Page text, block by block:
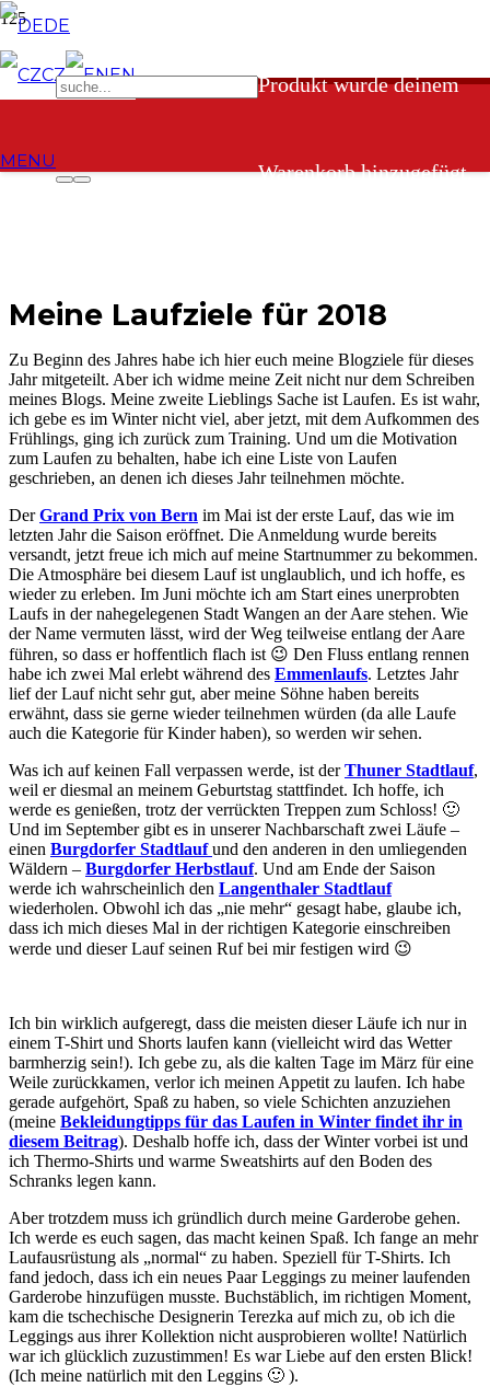
DE
CZ EN
MENU
Produktwurde deinem
Warenkorb hinzugefügt.
Meine Laufziele für 2018
Zu Beginn des Jahres habe ich hier euch meine Blogziele für dieses
Jahr mitgeteilt. Aber ich widme meine Zeit nicht nur dem Schreiben
meines Blogs. Meine zweite Lieblings Sache ist Laufen. Es ist wahr,
ich gebe es im Winter nicht viel, aber jetzt, mit dem Aufkommen des
Frühlings, ging ich zurück zum Training. Und um die Motivation
zum Laufen zu behalten, habe ich eine Liste von Laufen
geschrieben, an denen ich dieses Jahr teilnehmen möchte.
DerGrand Prix von Bern im Mai ist der erste Lauf, das wie im
letzten Jahr die Saison eröffnet. Die Anmeldung wurde bereits
versandt, jetzt freue ich mich auf meine Startnummer zu bekommen.
Die Atmosphäre bei diesem Lauf ist unglaublich, und ich hoffe, es
wieder zu erleben. Im Juni möchte ich am Start eines unerprobten
Laufs in der nahegelegenen Stadt Wangen an der Aare stehen. Wie
der Name vermuten lässt, wird der Weg teilweise entlang der Aare
führen, so dass er hoffentlich flach ist 😉 Den Fluss entlang rennen
habe ich zwei Mal erlebt während des Emmenlaufs. Letztes Jahr
lief der Lauf nicht sehr gut, aber meine Söhne haben bereits
erwähnt, dass sie gerne wieder teilnehmen würden (da alle Laufe
auch die Kategorie für Kinder haben), so werden wir sehen.
Was ich auf keinen Fall verpassen werde, ist derThuner Stadtlauf,
weil er diesmal an meinem Geburtstag stattfindet. Ich hoffe, ich
werde es genießen, trotz der verrückten Treppen zum Schloss! 🙂
Und im September gibt es in unserer Nachbarschaft zwei Läufe –
einen Burgdorfer Stadtlauf und den anderen in den umliegenden
Wäldern – Burgdorfer Herbstlauf. Und am Ende der Saison
werde ich wahrscheinlich den Langenthaler Stadtlauf
wiederholen. Obwohl ich das „nie mehr“ gesagt habe, glaube ich,
dass ich mich dieses Mal in der richtigen Kategorie einschreiben
werde und dieser Lauf seinen Ruf bei mir festigen wird 😉
Ich bin wirklich aufgeregt, dass die meisten dieser Läufe ich nur in
einem T-Shirt und Shorts laufen kann (vielleicht wird das Wetter
barmherzig sein!). Ich gebe zu, als die kalten Tage im März für eine
Weile zurückkamen, verlor ich meinen Appetit zu laufen. Ich habe
gerade aufgehört, Spaß zu haben, so viele Schichten anzuziehen
(meine Bekleidungtipps für das Laufen in Winter findet ihr in
diesem Beitrag). Deshalb hoffe ich, dass der Winter vorbei ist und
ich Thermo-Shirts und warme Sweatshirts auf den Boden des
Schranks legen kann.
Aber trotzdem muss ich gründlich durch meine Garderobe gehen.
Ich werde es euch sagen, das macht keinen Spaß. Ich fange an mehr
Laufausrüstung als „normal“ zu haben. Speziell für T-Shirts. Ich
fand jedoch, dass ich ein neues Paar Leggings zu meiner laufenden
Garderobe hinzufügen musste. Buchstäblich, im richtigen Moment,
kam die tschechische Designerin Terezka auf mich zu, ob ich die
Leggings aus ihrer Kollektion nicht ausprobieren wollte! Natürlich
war ich glücklich zuzustimmen! Es war Liebe auf den ersten Blick!
(Ich meine natürlich mit den Leggins 🙂 ).